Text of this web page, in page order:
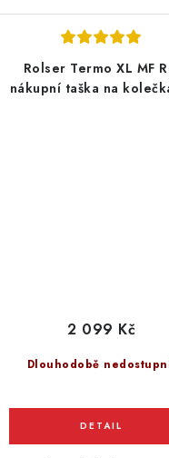
Rolser Termo XL MF
nákupní taška na
Dlouhodobě
2 099 Kč